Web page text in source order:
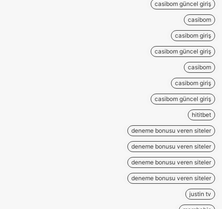
casibom güncel giriş
casibom
casibom giriş
casibom güncel giriş
casibom
casibom giriş
casibom güncel giriş
hititbet
deneme bonusu veren siteler
deneme bonusu veren siteler
deneme bonusu veren siteler
deneme bonusu veren siteler
justin tv